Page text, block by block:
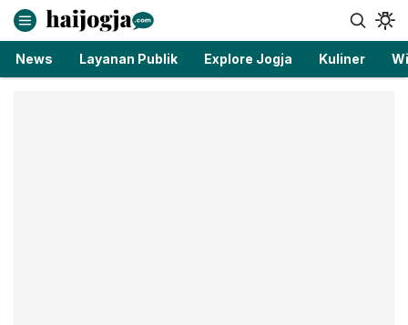
haijogja.com
Berita Jogja Terbaru dan Terkini
News Layanan Publik Explore Jogja Kuliner